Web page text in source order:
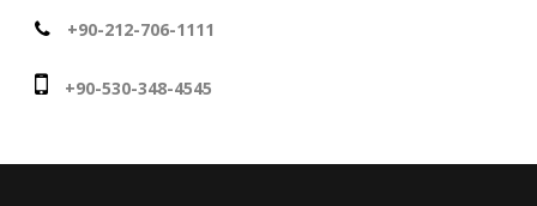
+90-212-706-1111
+90-530-348-4545